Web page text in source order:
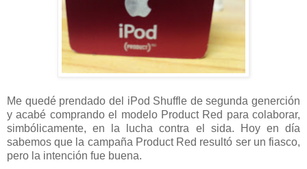
Me quedé prendado del iPod Shuffle de segunda generción
y acabé comprando el modelo Product Red para colaborar,
simbólicamente, en la lucha contra el sida. Hoy en día
sabemos que la campaña Product Red resultó ser un fiasco,
pero la intención fue buena.